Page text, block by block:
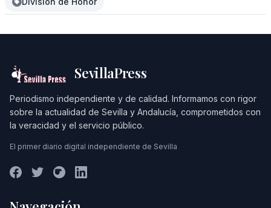
SevillaPress
Periodismo independiente y de calidad. Informamos con rigor
sobre la actualidad de Sevilla y Andalucía, comprometidos con
la veracidad y el servicio público.
El primer diario digital independiente de Sevilla